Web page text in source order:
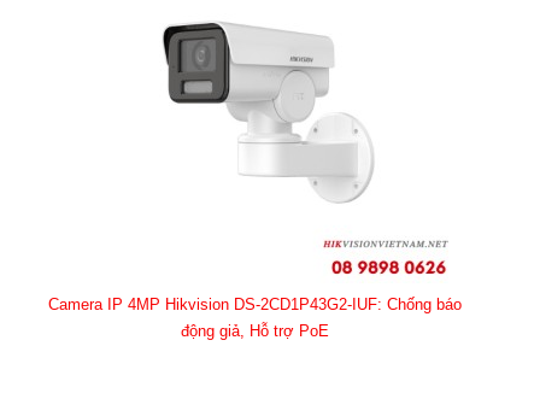
Camera IP 4MP Hikvision DS-2CD1P43G2-IUF: Chống báo
động giả, Hỗ trợ PoE